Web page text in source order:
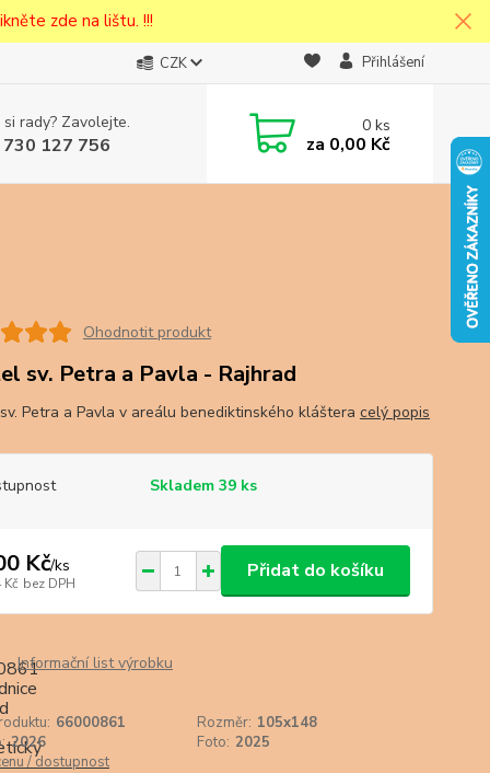
zde na lištu. !!!
CZK Přihlášení
rady? Zavolejte.
127 756
0ks
za 0,00 Kč
Ohodnotit produkt
sv. Petra a Pavla - Rajhrad
Petra a Pavla v areálu benediktinského kláštera celý popis
Skladem 39 ks
Kč/ks
Kč bez DPH
Přidat do košíku
Informační list výrobku
66000861 Rozměr: 105x148
2026 Foto: 2025
/ dostupnost
v